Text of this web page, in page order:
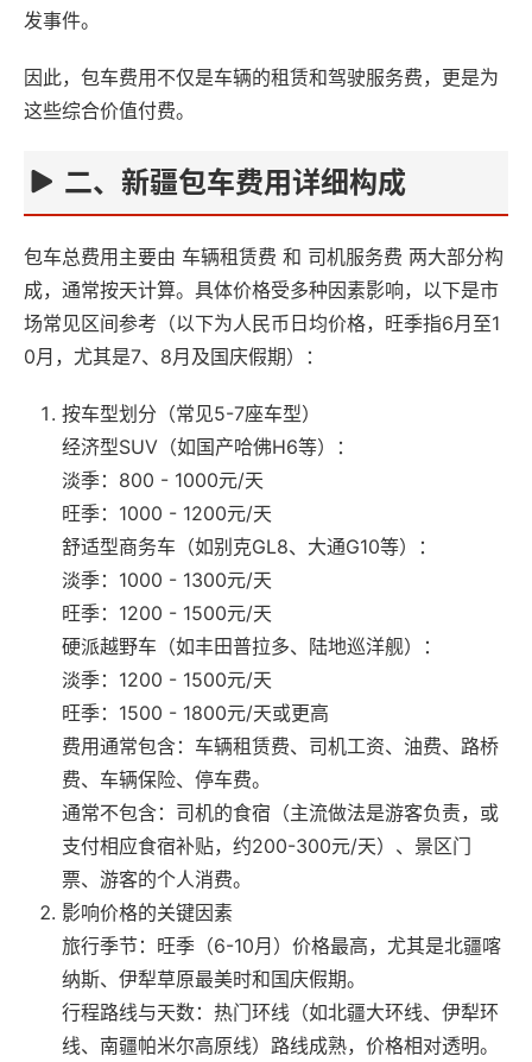
发事件。
因此，包车费用不仅是车辆的租赁和驾驶服务费，更是为
这些综合价值付费。
二、新疆包车费用详细构成‌
包车总费用主要由 ‌车辆租赁费‌ 和 ‌司机服务费‌ 两大部分构
成，通常按天计算。具体价格受多种因素影响，以下是市
场常见区间参考（以下为人民币日均价格，旺季指6月至1
0月，尤其是7、8月及国庆假期）：
按车型划分（常见5-7座车型）‌
经济型SUV（如国产哈佛H6等）‌：
淡季：800 - 1000元/天
旺季：1000 - 1200元/天
舒适型商务车（如别克GL8、大通G10等）‌：
淡季：1000 - 1300元/天
旺季：1200 - 1500元/天
硬派越野车（如丰田普拉多、陆地巡洋舰）‌：
淡季：1200 - 1500元/天
旺季：1500 - 1800元/天或更高
费用通常包含‌：车辆租赁费、司机工资、油费、路桥
费、车辆保险、停车费。
通常不包含‌：司机的食宿（主流做法是游客负责，或
支付相应食宿补贴，约200-300元/天）、景区门
票、游客的个人消费。
影响价格的关键因素‌
旅行季节‌：旺季（6-10月）价格最高，尤其是北疆喀
纳斯、伊犁草原最美时和国庆假期。
行程路线与天数‌：热门环线（如北疆大环线、伊犁环
线、南疆帕米尔高原线）路线成熟，价格相对透明。